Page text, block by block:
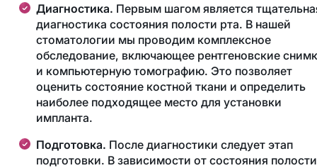
Диагностика. Первым шагом является
диагностика состояния полости рта. В нашей
стоматологии мы проводим комплексное
обследование, включающее рентгеновские
и компьютерную томографию. Это позволяет
оценить состояние костной ткани и определить
наиболее подходящее место для установки
импланта.
Подготовка. После диагностики следует этап
подготовки. В зависимости от состояния полости